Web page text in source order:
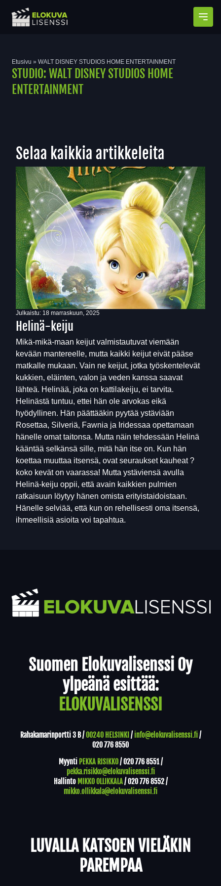
Etusivu » WALT DISNEY STUDIOS HOME ENTERTAINMENT
STUDIO: WALT DISNEY STUDIOS HOME
ENTERTAINMENT
Selaa kaikkia artikkeleita
Julkaistu: 18 marraskuun, 2025
Helinä-keiju
Mikä-mikä-maan keijut valmistautuvat viemään
kevään mantereelle, mutta kaikki keijut eivät pääse
matkalle mukaan. Vain ne keijut, jotka työskentelevät
kukkien, eläinten, valon ja veden kanssa saavat
lähteä. Helinää, joka on kattilakeiju, ei tarvita.
Helinästä tuntuu, ettei hän ole arvokas eikä
hyödyllinen. Hän päättääkin pyytää ystäviään
Rosettaa, Silveriä, Fawnia ja Iridessaa opettamaan
hänelle omat taitonsa. Mutta näin tehdessään Helinä
kääntää selkänsä sille, mitä hän itse on. Kun hän
koettaa muuttaa itsensä, ovat seuraukset kauheat ?
koko kevät on vaarassa! Mutta ystäviensä avulla
Helinä-keiju oppii, että avain kaikkien pulmien
ratkaisuun löytyy hänen omista erityistaidoistaan.
Hänelle selviää, että kun on rehellisesti oma itsensä,
ihmeellisiä asioita voi tapahtua.
Suomen Elokuvalisenssi Oy
ylpeänä esittää:
ELOKUVALISENSSI
Rahakamarinportti 3 B /00240 HELSINKI / info@elokuvalisenssi.fi/
020 776 8550
Myynti PEKKA RISIKKO/020 776 8551/
pekka.risikko@elokuvalisenssi.fi
Hallinto MIKKO OLLIKKALA/020 776 8552/
mikko.ollikkala@elokuvalisenssi.fi
LUVALLA KATSOEN VIELÄKIN
PAREMPAA